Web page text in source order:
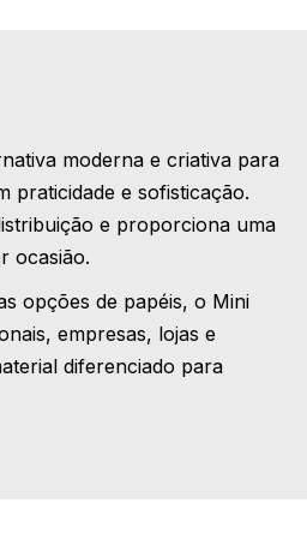
moderna e criativa para
praticidade e sofisticação.
e proporciona uma
ocasião.
opções de papéis, o Mini
empresas, lojas e
diferenciado para